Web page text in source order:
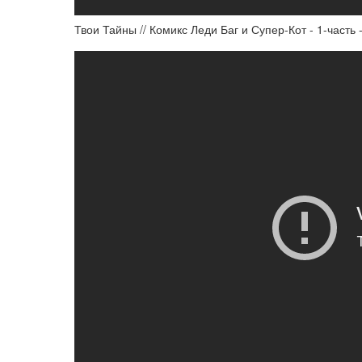
Твои Тайны // Комикс Леди Баг и Супер-Кот - 1-часть -